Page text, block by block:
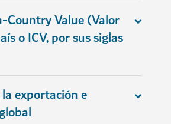
Country Value (Valor
o ICV, por sus siglas
exportación e